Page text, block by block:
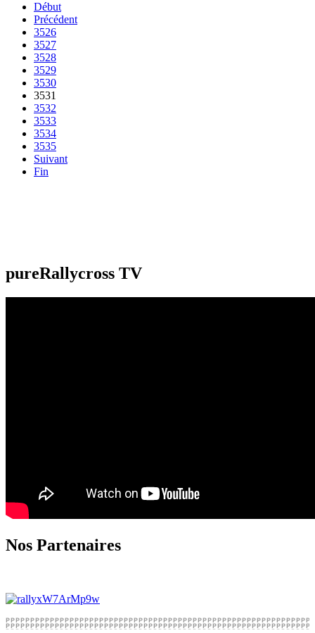
Début
Précédent
3526
3527
3528
3529
3530
3531
3532
3533
3534
3535
Suivant
Fin
pureRallycross TV
Nos Partenaires